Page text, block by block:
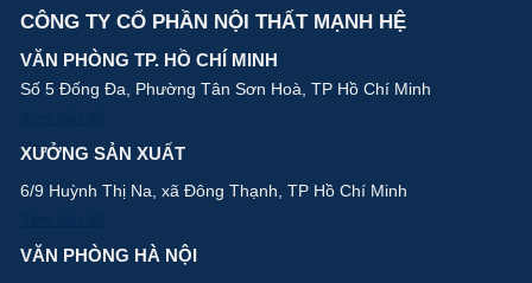
CÔNG TY CỔ PHẦN NỘI THẤT MẠNH HỆ
VĂN PHÒNG TP. HỒ CHÍ MINH
Số 5 Đống Đa, Phường Tân Sơn Hoà, TP Hồ Chí Minh
XƯỞNG SẢN XUẤT
6/9 Huỳnh Thị Na, xã Đông Thạnh, TP Hồ Chí Minh
VĂN PHÒNG HÀ NỘI